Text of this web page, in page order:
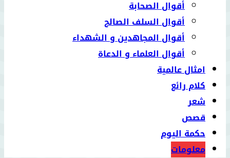
أقوال الصحابة
أقوال السلف الصالح
أقوال المجاهدين و الشهداء
أقوال العلماء و الدعاة
امثال عالمية
كلام رائع
شعر
قصص
حكمة اليوم
معلومات